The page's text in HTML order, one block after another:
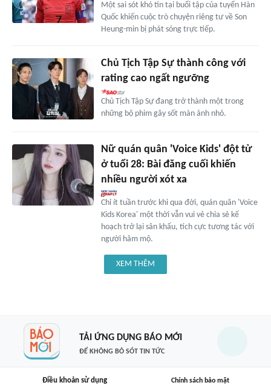
Một sai sót khó tin tại buổi tập của tuyển Hàn
Quốc khiến cuộc trò chuyện riêng tư về Son
Heung-min bị phát sóng trực tiếp.
Chủ Tịch Tập Sự thành công với
rating cao ngất ngưỡng
Chủ Tịch Tập Sự đang trở thành một trong
những bộ phim gây sốt màn ảnh nhỏ.
Nữ quán quân 'Voice Kids' đột tử
ở tuổi 28: Bài đăng cuối khiến
nhiều người xót xa
Chỉ ít tuần trước khi qua đời, quán quân 'Voice
Kids Korea' một thời vẫn vui vẻ chia sẻ kế
hoạch trở lại sân khấu, tích cực tương tác với
người hâm mộ.
XEM THÊM
TẢI ỨNG DỤNG BÁO MỚI
ĐỂ KHÔNG BỎ SÓT TIN TỨC
Điều khoản sử dụng Chính sách bảo mật